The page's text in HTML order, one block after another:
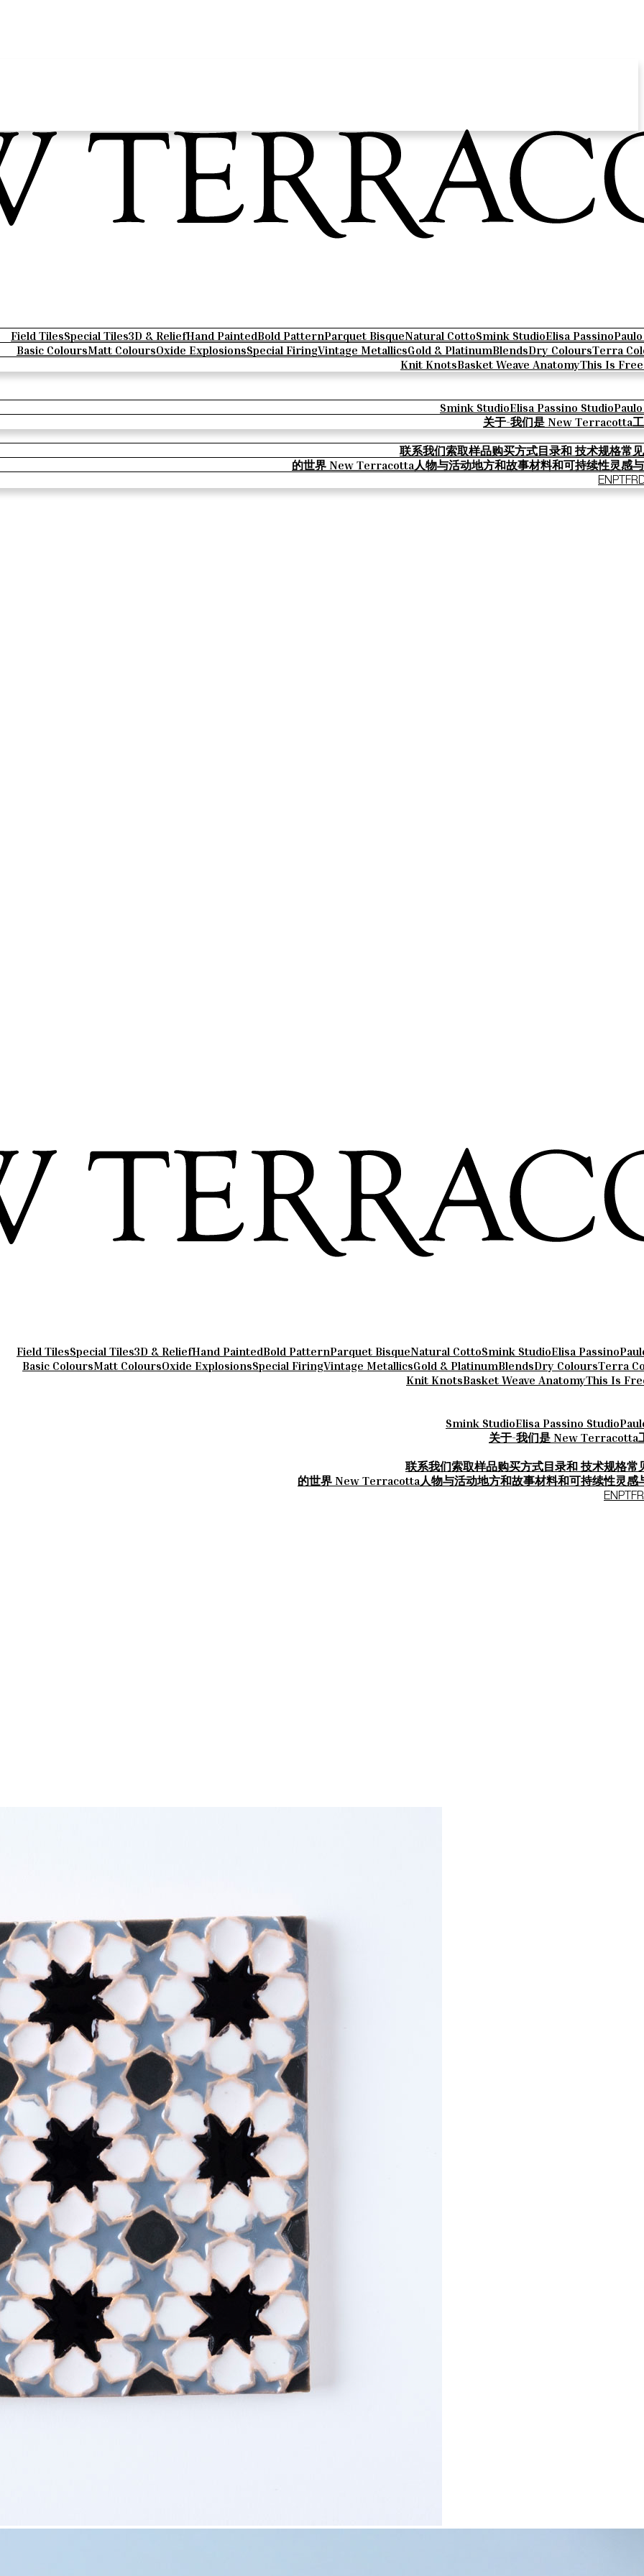
Field TilesSpecial Tiles3D & ReliefHand PaintedBold PatternParquet BisqueNatural CottoSmink StudioElisa Passino
Basic ColoursMatt ColoursOxide ExplosionsSpecial FiringVintage MetallicsGold & PlatinumBlendsDry ColoursTerra
Knit KnotsBasket Weave AnatomyThis Is
Smink StudioElisa Passino Studio
关于-我们是 New Terracotta
联系我们索取样品购买方式目录和 技术规格常
的世界 New Terracotta人物与活动地方和故事材料和可持续性灵感
EN PT FR
Field TilesSpecial Tiles3D & ReliefHand PaintedBold PatternParquet BisqueNatural CottoSmink StudioElisa Passino
Basic ColoursMatt ColoursOxide ExplosionsSpecial FiringVintage MetallicsGold & PlatinumBlendsDry ColoursTerra
Knit KnotsBasket Weave AnatomyThis Is
Smink StudioElisa Passino Studio
关于-我们是 New Terracotta
联系我们索取样品购买方式目录和 技术规格常
的世界 New Terracotta人物与活动地方和故事材料和可持续性灵感
EN PT FR